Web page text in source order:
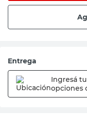
Entrega
Ingresá tu
opciones